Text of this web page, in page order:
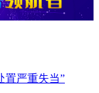
置严重失当”